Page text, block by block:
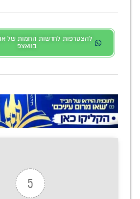
להצטרפות לחדשות החמות של
בוואצפ
5